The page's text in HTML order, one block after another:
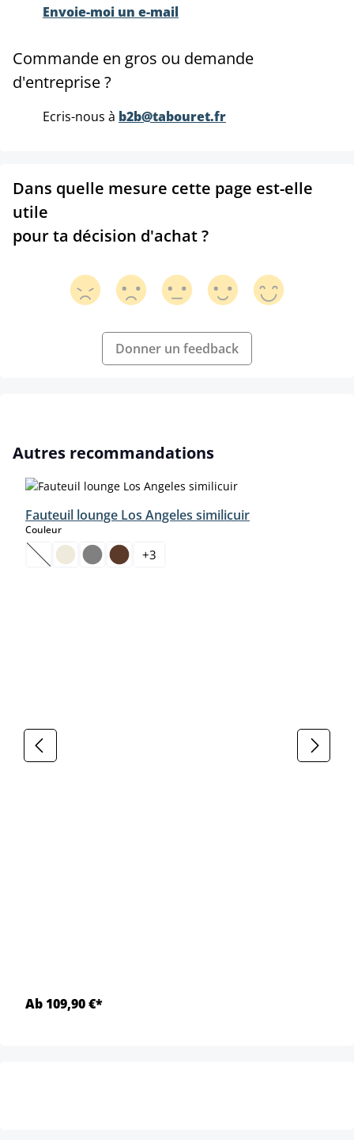
Envoie-moi un e-mail
Commande en gros ou demande
d'entreprise ?
Ecris-nous à b2b@tabouret.fr
Dans quelle mesure cette page est-elle
utile
pour ta décision d'achat ?
Donner un feedback
Ignorer la galerie de produits
Autres recommandations
Fauteuil lounge Los Angeles similicuir
Couleurselect
(Cette option n'est pas disponible pour le moment.)
+3
Ab 109,90 €*